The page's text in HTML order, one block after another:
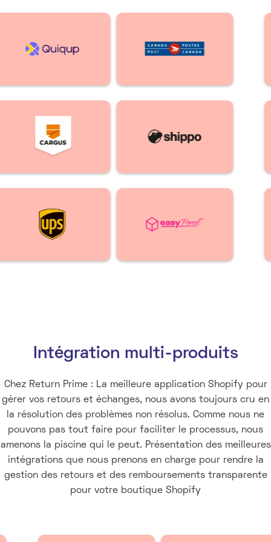
Intégration multi-produits
Chez Return Prime : La meilleure application Shopify pour
gérer vos retours et échanges, nous avons toujours cru en
la résolution des problèmes non résolus. Comme nous ne
pouvons pas tout faire pour faciliter le processus, nous
amenons la piscine qui le peut. Présentation des meilleures
intégrations que nous prenons en charge pour rendre la
gestion des retours et des remboursements transparente
pour votre boutique Shopify